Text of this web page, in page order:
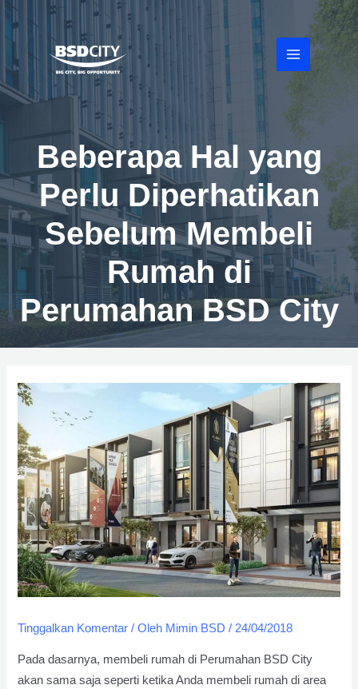
Lewati
MAIN
MENU
Beberapa Hal yang
Perlu Diperhatikan
Sebelum Membeli
Rumah di
Perumahan BSD City
Tinggalkan Komentar / Oleh Mimin BSD/24/04/2018
Pada dasarnya, membeli rumah di Perumahan BSD City
akan sama saja seperti ketika Anda membeli rumah di area